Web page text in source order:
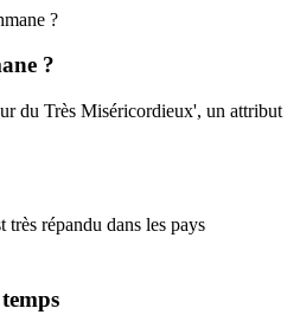
?
?
du Très Miséricordieux', un attribut
répandu dans les pays